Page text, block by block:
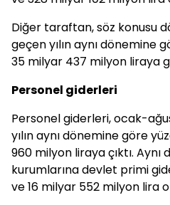
Diğer taraftan, söz konusu
geçen yılın aynı dönemine
35 milyar 437 milyon liraya
Personel giderleri
Personel giderleri, ocak-
yılın aynı dönemine göre
960 milyon liraya çıktı.
kurumlarına devlet primi
ve 16 milyar 552 milyon lira